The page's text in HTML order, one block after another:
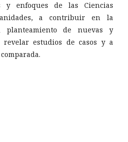
y enfoques de las Ciencias
a contribuir en la
planteamiento de nuevas y
estudios de casos y a